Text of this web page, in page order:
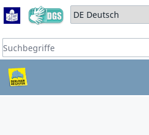
Zum Hauptbereich springen
Zum Hauptmenü springen
Sprache auswählen:
Suchbegriffe: